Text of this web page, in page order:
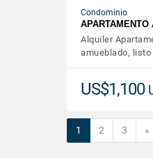
Condominio
APARTAMENTO
Alquiler
amueblado,
US$1,100
1 2 3 »